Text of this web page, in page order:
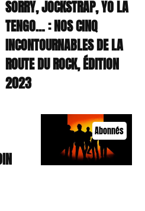
SORRY, JOCKSTRAP, YO LA
TENGO… : NOS CINQ
INCONTOURNABLES DE LA
ROUTE DU ROCK, ÉDITION
2023
Abonnés